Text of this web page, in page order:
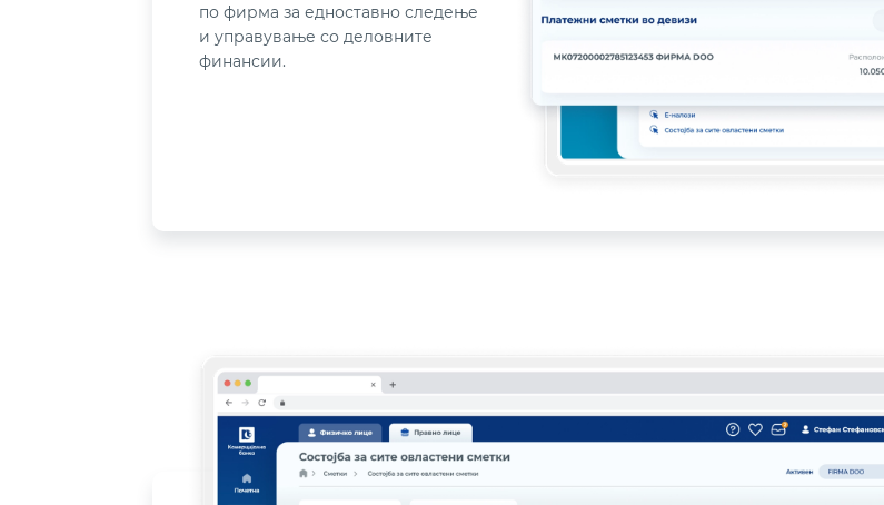
по фирма за едноставно следење
и управување со деловните
финансии.